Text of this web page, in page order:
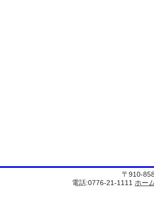
〒910-
電話:0776-21-1111 ホー